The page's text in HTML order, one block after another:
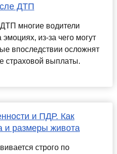
ДТП
многие водители
из-за чего могут
впоследствии осложнят
страховой выплаты.
и ПДР. Как
и размеры живота
строго по